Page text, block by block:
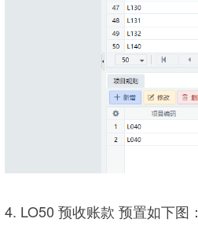
4. LO50 预收账款 预置如下图：